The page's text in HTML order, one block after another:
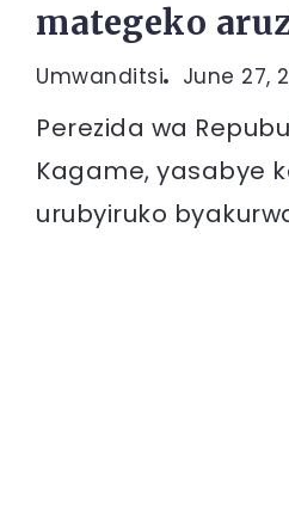
mategeko
Umwanditsi June 27,
Perezida wa
Kagame, yasabye
urubyiruko